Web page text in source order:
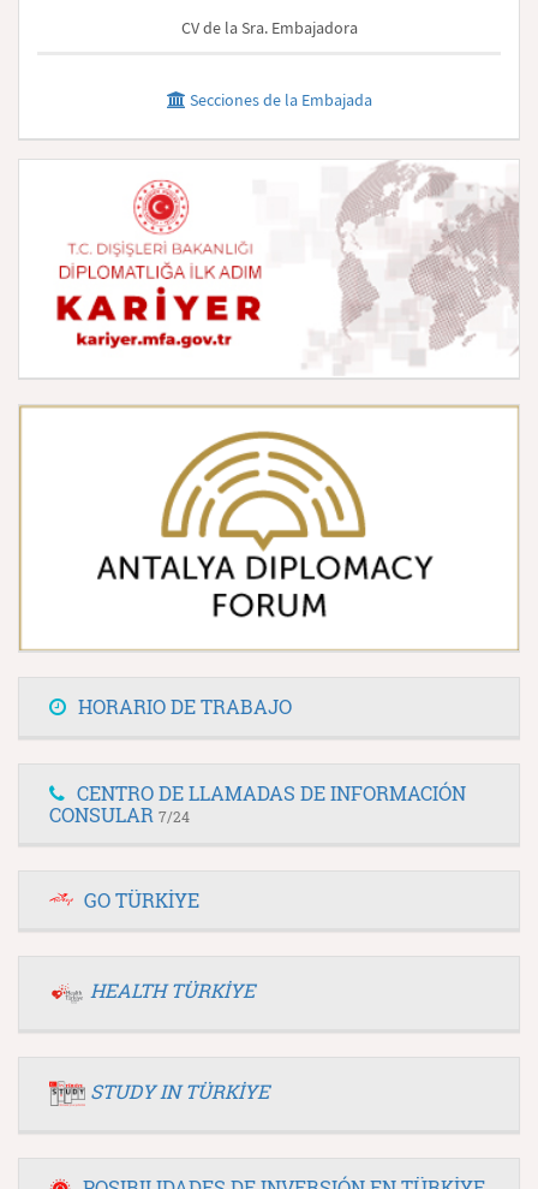
CV de la Sra. Embajadora
Secciones de la Embajada
HORARIO DE TRABAJO
CENTRO DE LLAMADAS DE INFORMACIÓN
CONSULAR 7/24
GO TÜRKİYE
HEALTH TÜRKİYE
STUDY IN TÜRKİYE